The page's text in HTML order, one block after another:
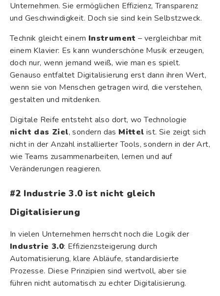
Unternehmen. Sie ermöglichen Effizienz, Transparenz
und Geschwindigkeit. Doch sie sind kein Selbstzweck.
Technik gleicht einem Instrument – vergleichbar mit
einem Klavier: Es kann wunderschöne Musik erzeugen,
doch nur, wenn jemand weiß, wie man es spielt.
Genauso entfaltet Digitalisierung erst dann ihren Wert,
wenn sie von Menschen getragen wird, die verstehen,
gestalten und mitdenken.
Digitale Reife entsteht also dort, wo Technologie
nicht das Ziel, sondern das Mittel ist. Sie zeigt sich
nicht in der Anzahl installierter Tools, sondern in der Art,
wie Teams zusammenarbeiten, lernen und auf
Veränderungen reagieren.
#2 Industrie 3.0 ist nicht gleich
Digitalisierung
In vielen Unternehmen herrscht noch die Logik der
Industrie 3.0: Effizienzsteigerung durch
Automatisierung, klare Abläufe, standardisierte
Prozesse. Diese Prinzipien sind wertvoll, aber sie
führen nicht automatisch zu echter Digitalisierung.